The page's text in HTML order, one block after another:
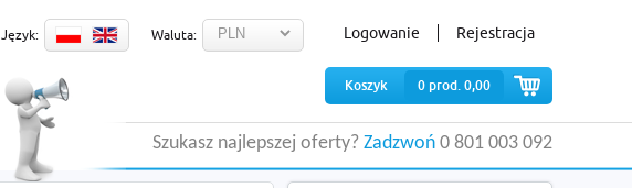
Język: Waluta: Logowanie Rejestracja
Koszyk 0 prod. 0,00
Szukasz najlepszej oferty? Zadzwoń 0 801 003 092